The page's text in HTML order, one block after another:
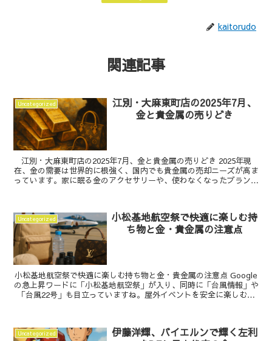
kaitorudo
関連記事
Uncategorized
江別・大麻東町店の2025年7月、
金と貴金属の売りどき
江別・大麻東町店の2025年7月、金と貴金属の売りどき 2025年現
在、金の需要は世界的に根強く、国内でも貴金属の売却ニーズが高ま
っています。家に眠る金のアクセサリーや、使わなくなったブランド
Uncategorized
小松基地航空祭で快適に楽しむ持
ち物と金・貴金属の注意点
小松基地航空祭で快適に楽しむ持ち物と金・貴金属の注意点 Google
の急上昇ワードに「小松基地航空祭」が入り、同時に「台風情報」や
「台風22号」も目立っていますね。屋外イベントを安全に楽しむ備
Uncategorized
伊藤洋輝、バイエルンで輝く左利